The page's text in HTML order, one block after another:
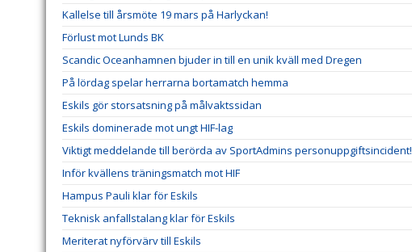
Kallelse till årsmöte 19 mars på Harlyckan!
Förlust mot Lunds BK
Scandic Oceanhamnen bjuder in till en unik kväll med Dregen
På lördag spelar herrarna bortamatch hemma
Eskils gör storsatsning på målvaktssidan
Eskils dominerade mot ungt HIF-lag
Viktigt meddelande till berörda av SportAdmins personuppgiftsincident!
Inför kvällens träningsmatch mot HIF
Hampus Pauli klar för Eskils
Teknisk anfallstalang klar för Eskils
Meriterat nyförvärv till Eskils